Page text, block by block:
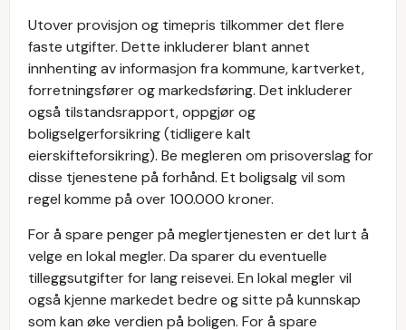
Utover provisjon og timepris tilkommer det flere
faste utgifter. Dette inkluderer blant annet
innhenting av informasjon fra kommune, kartverket,
forretningsfører og markedsføring. Det inkluderer
også tilstandsrapport, oppgjør og
boligselgerforsikring (tidligere kalt
eierskifteforsikring). Be megleren om prisoverslag for
disse tjenestene på forhånd. Et boligsalg vil som
regel komme på over 100.000 kroner.
For å spare penger på meglertjenesten er det lurt å
velge en lokal megler. Da sparer du eventuelle
tilleggsutgifter for lang reisevei. En lokal megler vil
også kjenne markedet bedre og sitte på kunnskap
som kan øke verdien på boligen. For å spare